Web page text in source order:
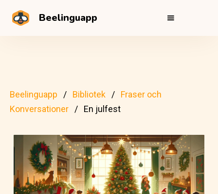
Beelinguapp
Beelinguapp Bibliotek
Fraser och
Konversationer
En julfest